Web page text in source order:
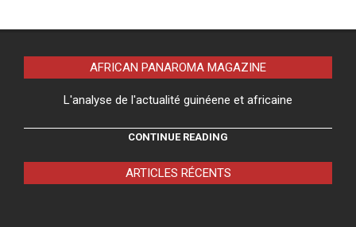
AFRICAN PANAROMA MAGAZINE
L'analyse de l'actualité guinéene et africaine
CONTINUE READING
ARTICLES RÉCENTS